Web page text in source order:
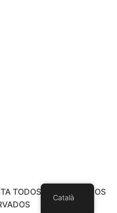
TODOS LOS DERECHOS
Català